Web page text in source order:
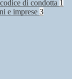
di condotta 1
e imprese 3